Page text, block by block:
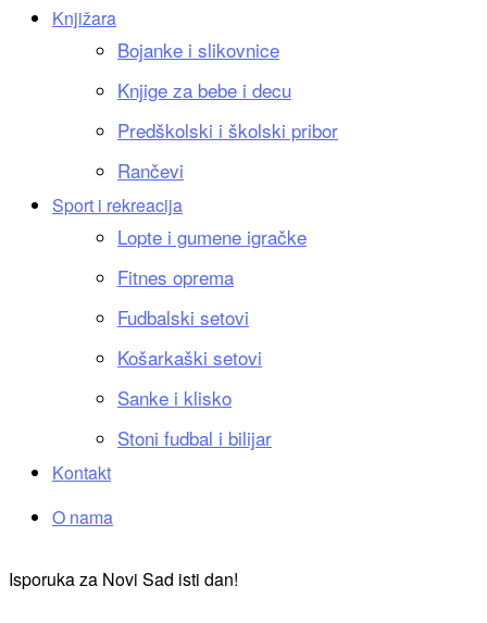
Knjižara
Bojanke i slikovnice
Knjige za bebe i decu
Predškolski i školski pribor
Rančevi
Sport i rekreacija
Lopte i gumene igračke
Fitnes oprema
Fudbalski setovi
Košarkaški setovi
Sanke i klisko
Stoni fudbal i bilijar
Kontakt
O nama
Isporuka za Novi Sad isti dan!